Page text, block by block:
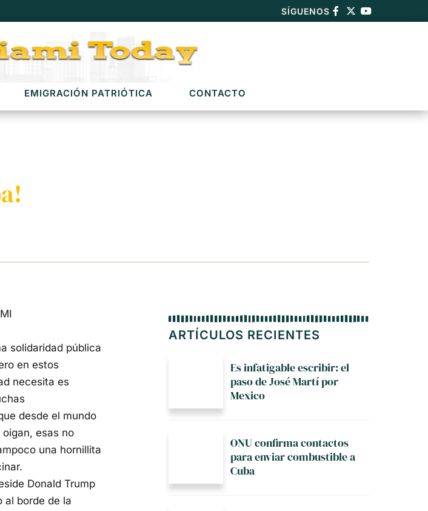
SÍGUENOS
EMIGRACIÓN PATRIÓTICA CONTACTO
solidaridad pública
en estos
necesita es
desde el mundo
esas no
una hornillita
Donald Trump
al borde de la
ARTÍCULOS RECIENTES
Es infatigable escribir: el
paso de José Martí por
Mexico
ONU confirma contactos
para enviar combustible a
Cuba